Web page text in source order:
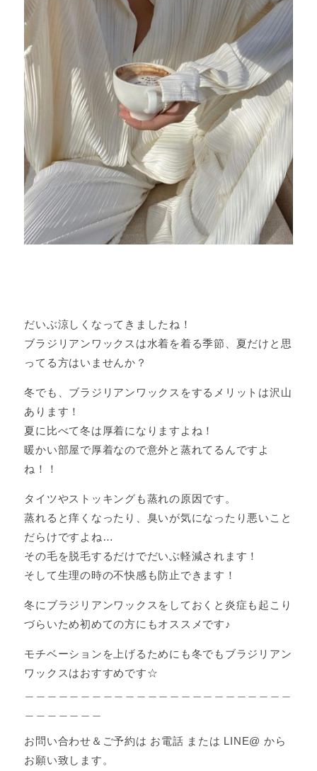
だいぶ涼しくなってきましたね！
ブラジリアンワックスは水着を着る季節、夏だけと思
ってる方はいませんか？
冬でも、ブラジリアンワックスをするメリットは沢山
あります！
夏に比べて冬は厚着になりますよね！
暖かい部屋で厚着なので意外と蒸れてるんですよ
ね！！
タイツやストッキングも蒸れの原因です。
蒸れると痒くなったり、臭いが気になったり悪いこと
だらけですよね…
その毛を脱毛するだけでだいぶ軽減されます！
そして生理の時の不快感も防止できます！
冬にブラジリアンワックスをしておくと炎症も起こり
づらいため初めての方にもオススメです♪
モチベーションを上げるためにも冬でもブラジリアン
ワックスはおすすめです☆
お問い合わせ＆ご予約は お電話 または LINE@ から
お願い致します。